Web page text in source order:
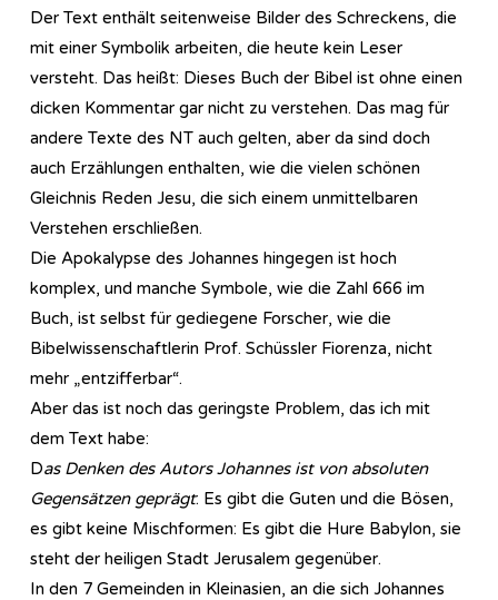
Der Text enthält seitenweise Bilder des Schreckens, die
mit einer Symbolik arbeiten, die heute kein Leser
versteht. Das heißt: Dieses Buch der Bibel ist ohne einen
dicken Kommentar gar nicht zu verstehen. Das mag für
andere Texte des NT auch gelten, aber da sind doch
auch Erzählungen enthalten, wie die vielen schönen
Gleichnis Reden Jesu, die sich einem unmittelbaren
Verstehen erschließen.
Die Apokalypse des Johannes hingegen ist hoch
komplex, und manche Symbole, wie die Zahl 666 im
Buch, ist selbst für gediegene Forscher, wie die
Bibelwissenschaftlerin Prof. Schüssler Fiorenza, nicht
mehr „entzifferbar“.
Aber das ist noch das geringste Problem, das ich mit
dem Text habe:
Das Denken des Autors Johannes ist von absoluten
Gegensätzen geprägt: Es gibt die Guten und die Bösen,
es gibt keine Mischformen: Es gibt die Hure Babylon, sie
steht der heiligen Stadt Jerusalem gegenüber.
In den 7 Gemeinden in Kleinasien, an die sich Johannes